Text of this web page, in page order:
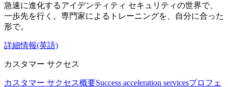
急速に進化するアイデンティティ セキュリティの世界で、
一歩先を行く。専門家によるトレーニングを、自分に合った
形で。
詳細情報(英語)
カスタマー サクセス
カスタマー サクセス概要Success acceleration servicesプロフェ